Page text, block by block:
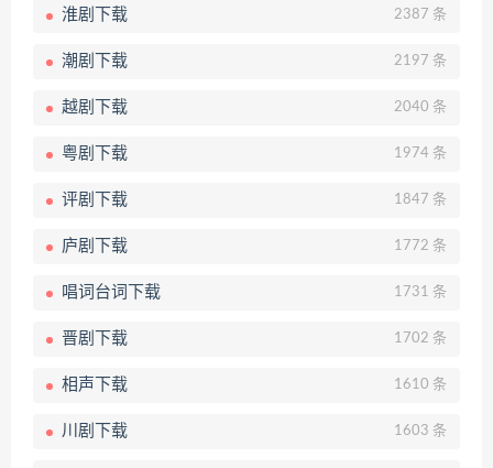
淮剧下载 2387 条
潮剧下载 2197 条
越剧下载 2040 条
粤剧下载 1974 条
评剧下载 1847 条
庐剧下载 1772 条
唱词台词下载 1731 条
晋剧下载 1702 条
相声下载 1610 条
川剧下载 1603 条